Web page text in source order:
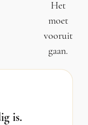
Het
moet
vooruit
gaan.
is.